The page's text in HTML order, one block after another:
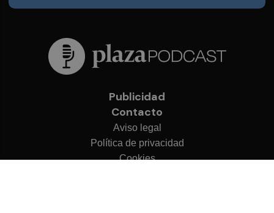
Publicidad
Contacto
Aviso legal
Política de privacidad
Cookies